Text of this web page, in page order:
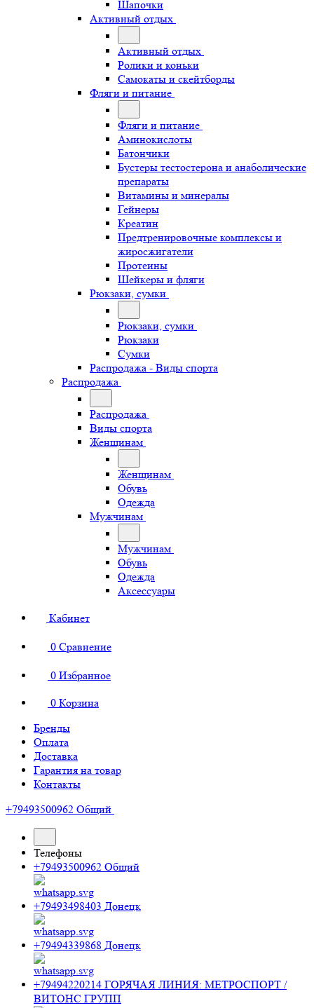
Шапочки
Активный отдых
Активный отдых
Ролики и коньки
Самокаты и скейтборды
Фляги и питание
Фляги и питание
Аминокислоты
Батончики
Бустеры тестостерона и анаболические
препараты
Витамины и минералы
Гейнеры
Креатин
Предтренировочные комплексы и
жиросжигатели
Протеины
Шейкеры и фляги
Рюкзаки, сумки
Рюкзаки, сумки
Рюкзаки
Сумки
Распродажа - Виды спорта
Распродажа
Распродажа
Виды спорта
Женщинам
Женщинам
Обувь
Одежда
Мужчинам
Мужчинам
Обувь
Одежда
Аксессуары
Кабинет
0 Сравнение
0 Избранное
0 Корзина
Бренды
Оплата
Доставка
Гарантия на товар
Контакты
+79493500962 Общий
Телефоны
+79493500962 Общий
+79493498403 Донецк
+79494339868 Донецк
+79494220214 ГОРЯЧАЯ ЛИНИЯ: МЕТРОСПОРТ /
ВИТОНС ГРУПП